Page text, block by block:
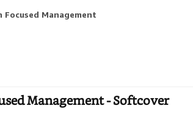
Management
Management - Softcover